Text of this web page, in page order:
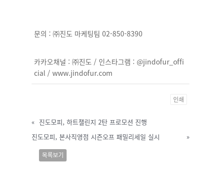
문의 : ㈜진도 마케팅팀 02-850-8390
카카오채널 : ㈜진도 / 인스타그램 : @jindofur_offi
cial / www.jindofur.com
인쇄
« 진도모피, 하트챌린지 2탄 프로모션 진행
진도모피, 본사직영점 시즌오프 패밀리세일 실시
»
목록보기